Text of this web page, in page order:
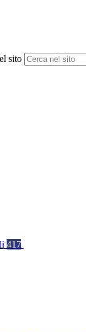
sito
417